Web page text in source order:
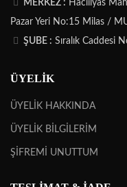
MERKEZ : Hacıilyas
Pazar Yeri No:15 Milas /
ŞUBE : Sıralık Caddesi
ÜYELİK
ÜYELİK HAKKINDA
ÜYELİK BİLGİLERİM
ŞİFREMİ UNUTTUM